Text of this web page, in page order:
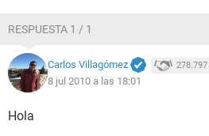
RESPUESTA 1 / 1
Carlos Villagómez 278.797
8 jul 2010 a las 18:01
Hola